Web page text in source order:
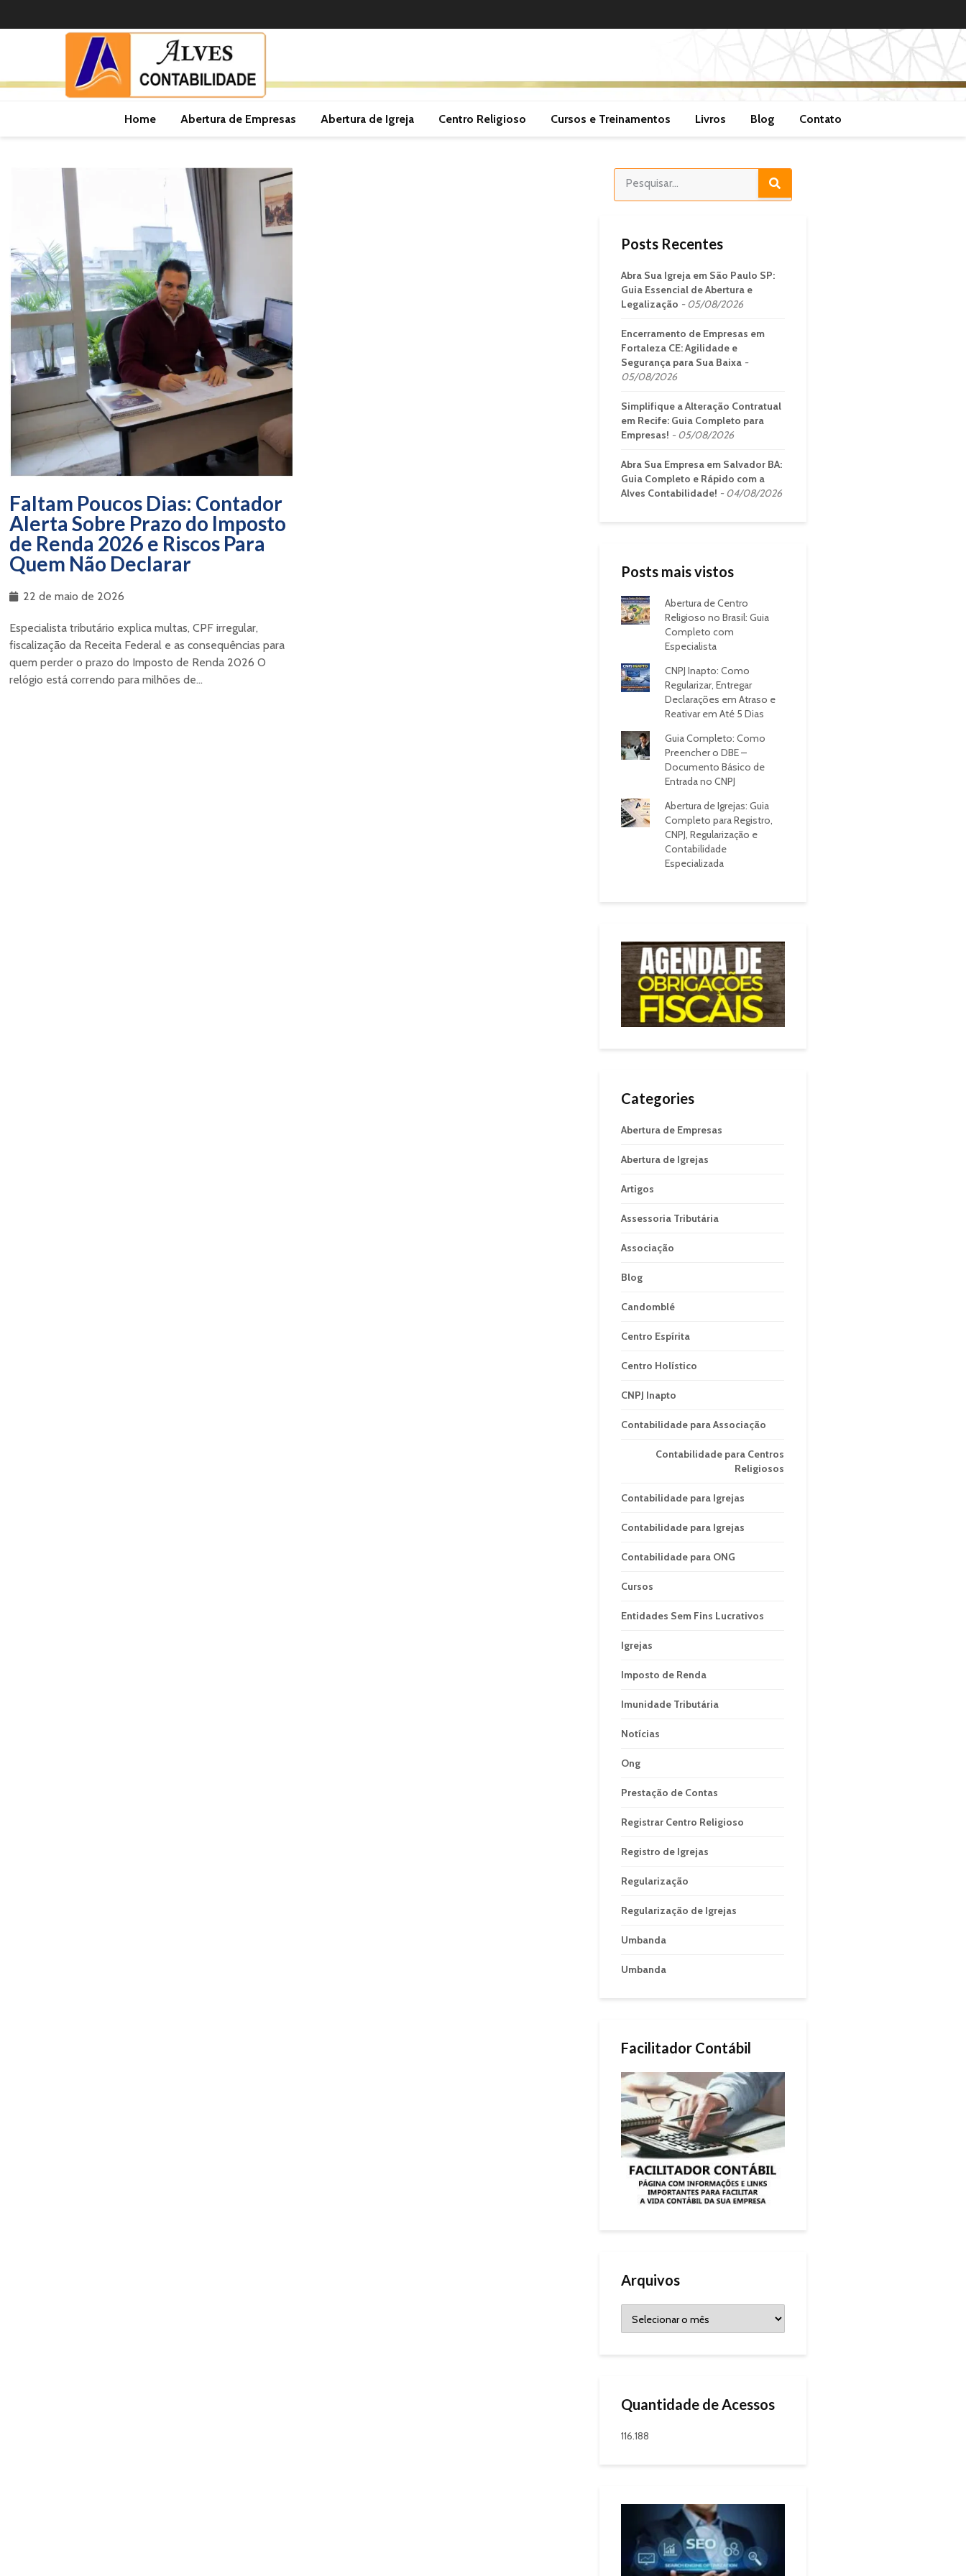
Home Abertura de Empresas Abertura de Igreja Centro Religioso Cursos e Treinamentos Livros Blog Contato
Faltam Poucos Dias: Contador
Alerta Sobre Prazo do Imposto
de Renda 2026 e Riscos Para
Quem Não Declarar
22 de maio de 2026
Especialista tributário explica multas, CPF irregular,
fiscalização da Receita Federal e as consequências para
quem perder o prazo do Imposto de Renda 2026 O
relógio está correndo para milhões de...
Posts Recentes
Abra Sua Igreja em São Paulo SP:
Guia Essencial de Abertura e
Legalização
05/08/2026
Encerramento de Empresas em
Fortaleza CE: Agilidade e
Segurança para Sua Baixa
05/08/2026
Simplifique a Alteração Contratual
em Recife: Guia Completo para
Empresas!
05/08/2026
Abra Sua Empresa em Salvador BA:
Guia Completo e Rápido com a
Alves Contabilidade!
04/08/2026
Posts mais vistos
Abertura de Centro
Religioso no Brasil: Guia
Completo com
Especialista
CNPJ Inapto: Como
Regularizar, Entregar
Declarações em Atraso e
Reativar em Até 5 Dias
Guia Completo: Como
Preencher o DBE –
Documento Básico de
Entrada no CNPJ
Abertura de Igrejas: Guia
Completo para Registro,
CNPJ, Regularização e
Contabilidade
Especializada
Categories
Abertura de Empresas
Abertura de Igrejas
Artigos
Assessoria Tributária
Associação
Blog
Candomblé
Centro Espírita
Centro Holístico
CNPJ Inapto
Contabilidade para Associação
Contabilidade para Centros
Religiosos
Contabilidade para Igrejas
Contabilidade para Igrejas
Contabilidade para ONG
Cursos
Entidades Sem Fins Lucrativos
Igrejas
Imposto de Renda
Imunidade Tributária
Notícias
Ong
Prestação de Contas
Registrar Centro Religioso
Registro de Igrejas
Regularização
Regularização de Igrejas
Umbanda
Umbanda
Facilitador Contábil
Arquivos
Quantidade de Acessos
116.188